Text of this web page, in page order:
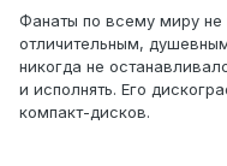
Фанаты по всему миру не
отличительным,
никогда не
и исполнять. Его
компакт-дисков.